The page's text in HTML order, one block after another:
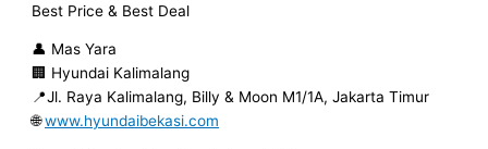
Best Price & Best Deal
👤 Mas Yara
🏢 Hyundai Kalimalang
📍Jl. Raya Kalimalang, Billy & Moon M1/1A, Jakarta Timur
🌐www.hyundaibekasi.com